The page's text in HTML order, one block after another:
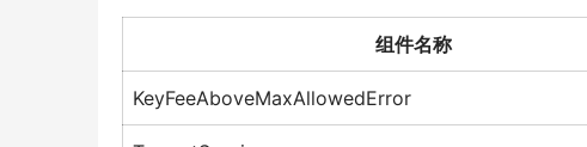
组件名称
KeyFeeAboveMaxAllowedError